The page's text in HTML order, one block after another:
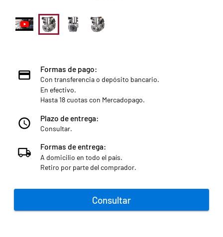
Formas de pago:
Con transferencia o depósito bancario.
En efectivo.
Hasta 18 cuotas con Mercadopago.
Plazo de entrega:
Consultar.
Formas de entrega:
A domicilio en todo el país.
Retiro por parte del comprador.
Consultar